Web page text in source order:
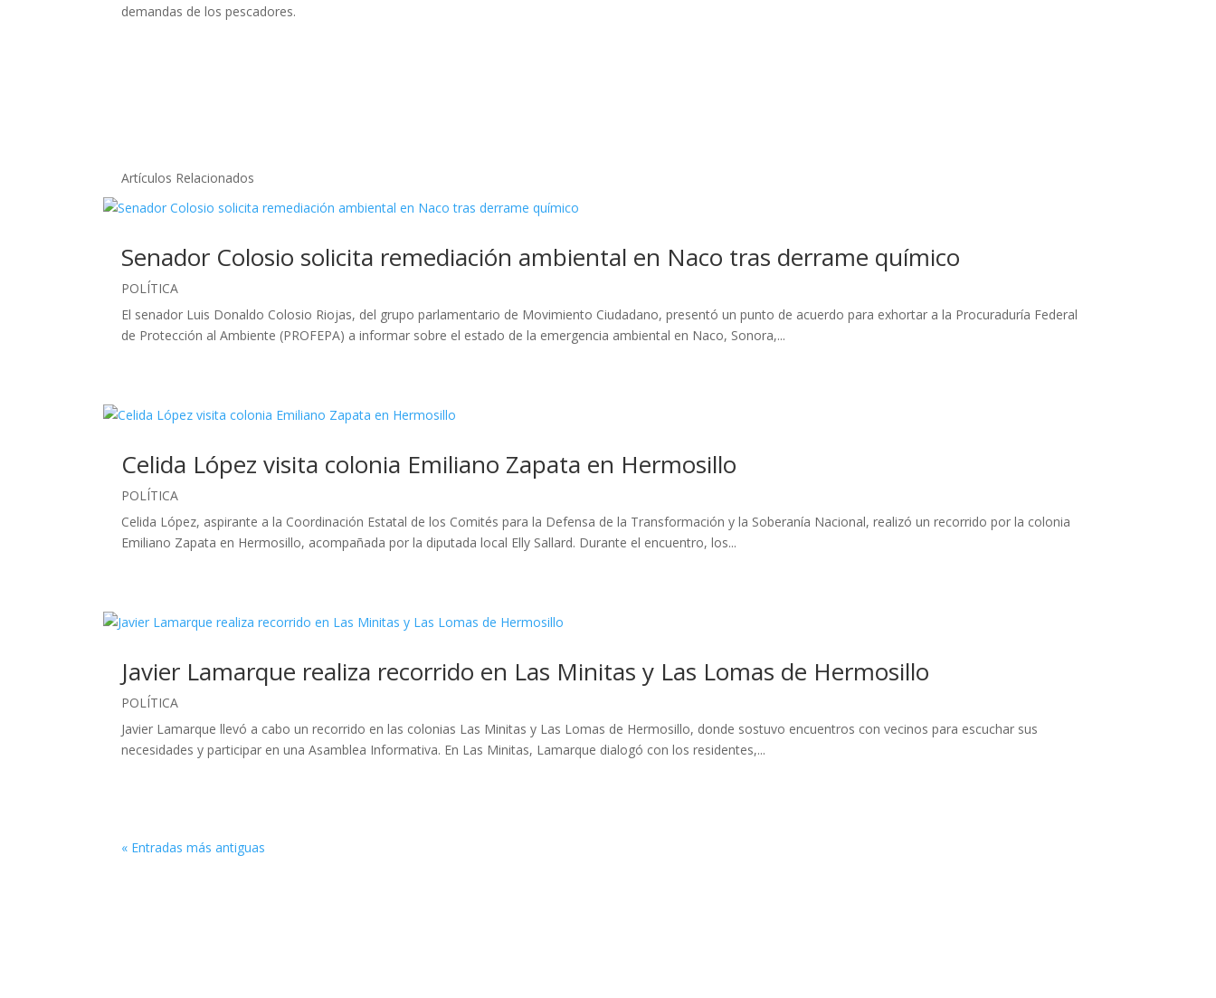
demandas de los pescadores.
Artículos Relacionados
Senador Colosio solicita remediación ambiental en Naco tras derrame químico
POLÍTICA
El senador Luis Donaldo Colosio Riojas, del grupo parlamentario de Movimiento Ciudadano, presentó un punto de acuerdo para exhortar a la Procuraduría Federal
de Protección al Ambiente (PROFEPA) a informar sobre el estado de la emergencia ambiental en Naco, Sonora,...
Celida López visita colonia Emiliano Zapata en Hermosillo
POLÍTICA
Celida López, aspirante a la Coordinación Estatal de los Comités para la Defensa de la Transformación y la Soberanía Nacional, realizó un recorrido por la colonia
Emiliano Zapata en Hermosillo, acompañada por la diputada local Elly Sallard. Durante el encuentro, los...
Javier Lamarque realiza recorrido en Las Minitas y Las Lomas de Hermosillo
POLÍTICA
Javier Lamarque llevó a cabo un recorrido en las colonias Las Minitas y Las Lomas de Hermosillo, donde sostuvo encuentros con vecinos para escuchar sus
necesidades y participar en una Asamblea Informativa. En Las Minitas, Lamarque dialogó con los residentes,...
« Entradas más antiguas